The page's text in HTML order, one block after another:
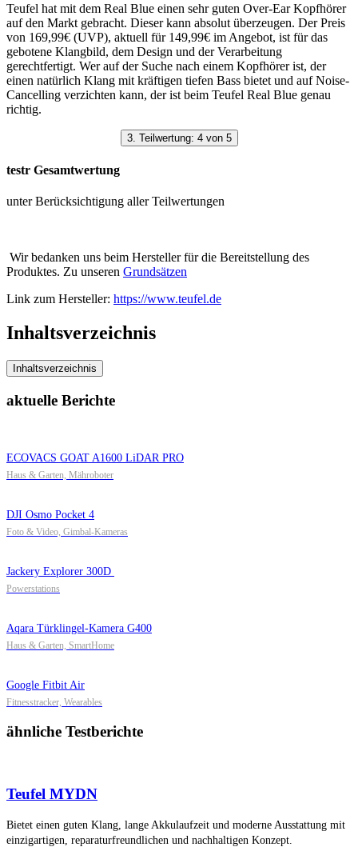
Teufel hat mit dem Real Blue einen sehr guten Over-Ear Kopfhörer
auf den Markt gebracht. Dieser kann absolut überzeugen. Der Preis
von 169,99€ (UVP), aktuell für 149,99€ im Angebot, ist für das
gebotene Klangbild, dem Design und der Verarbeitung
gerechtfertigt. Wer auf der Suche nach einem Kopfhörer ist, der
einen natürlich Klang mit kräftigen tiefen Bass bietet und auf Noise-
Cancelling verzichten kann, der ist beim Teufel Real Blue genau
richtig.
3. Teilwertung: 4 von 5
testr Gesamtwertung
unter Berücksichtigung aller Teilwertungen
Wir bedanken uns beim Hersteller für die Bereitstellung des
Produktes. Zu unseren Grundsätzen
Link zum Hersteller: https://www.teufel.de
Inhaltsverzeichnis
Inhaltsverzeichnis
aktuelle Berichte
ECOVACS GOAT A1600 LiDAR PRO
Haus & Garten, Mähroboter
DJI Osmo Pocket 4
Foto & Video, Gimbal-Kameras
Jackery Explorer 300D
Powerstations
Aqara Türklingel-Kamera G400
Haus & Garten, SmartHome
Google Fitbit Air
Fitnesstracker, Wearables
ähnliche Testberichte
Teufel MYDN
Bietet einen guten Klang, lange Akkulaufzeit und moderne Ausstattung mit
einzigartigen, reparaturfreundlichen und nachhaltigen Konzept.